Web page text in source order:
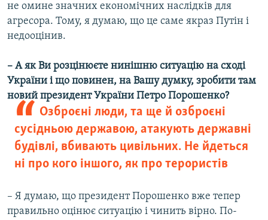
не омине значних економічних наслідків для
агресора. Тому, я думаю, що це саме якраз Путін і
недооцінив.
– А як Ви розцінюєте нинішню ситуацію на сході
України і що повинен, на Вашу думку, зробити там
новий президент України Петро Порошенко?
Озброєні люди, та ще й озброєні
сусідньою державою, атакують державні
будівлі, вбивають цивільних. Не йдеться
ні про кого іншого, як про терористів
– Я думаю, що президент Порошенко вже тепер
правильно оцінює ситуацію і чинить вірно. По-